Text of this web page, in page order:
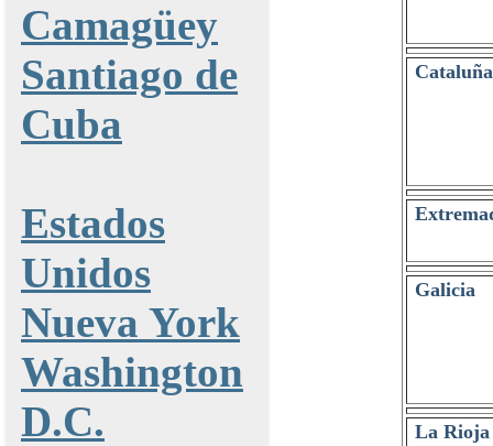
Camagüey
Santiago de
Cuba
Estados
Unidos
Nueva York
Washington
D.C.
Cataluña
Galicia
La Rioja